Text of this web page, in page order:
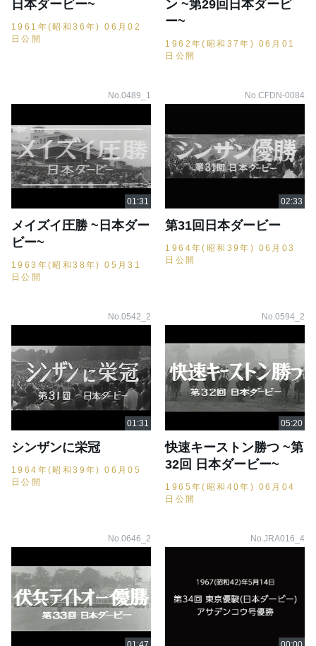
日本ダービー~
1961年(昭和36年) 06月02
日公開
ン ~第29回日本ダービ
ー~
1962年(昭和37年) 06月01
日公開
No.0489_1
メイズイ圧勝 ~日本ダー
ビー~
1963年(昭和38年) 05月31
日公開
No.CFDN-0084
第31回日本ダービー
1964年(昭和39年) 06月03
日公開
No.0542_2
シンザンに栄冠
1964年(昭和39年) 06月05
日公開
No.0594_2
快速キーストン勝つ ~第
32回 日本ダービー~
1965年(昭和40年) 06月04
日公開
No.0646_2 No.JRA016_4